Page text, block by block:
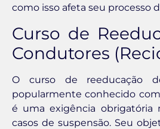
como isso afeta seu processo
Curso de
Condutores
O curso de reeducação
popularmente conhecido
é uma exigência obrigatória
casos de suspensão. Seu